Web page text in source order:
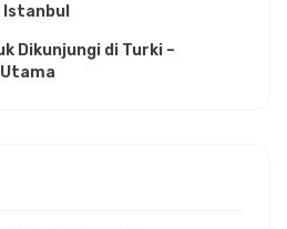
Dikunjungi di Turki –